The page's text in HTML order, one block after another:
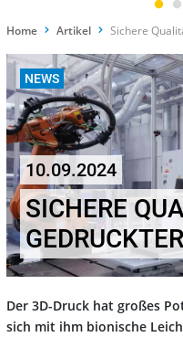
Home Artikel Sichere
NEWS
10.09.2024
SICHERE
Der 3D-Druck hat großes
sich mit ihm bionische